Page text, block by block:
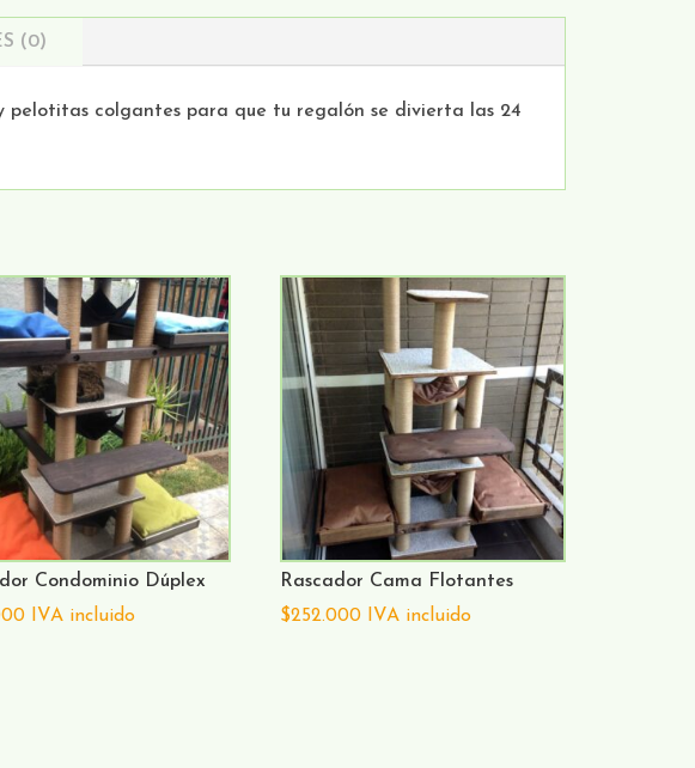
(0)
pelotitas colgantes para que tu regalón se divierta las 24
Condominio Dúplex
IVA incluido
Rascador Cama Flotantes
$252.000 IVA incluido